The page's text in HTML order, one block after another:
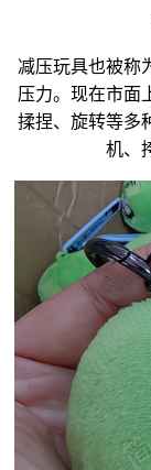
减压玩具也被称
压力。现在市面
揉捏、旋转等多
机、